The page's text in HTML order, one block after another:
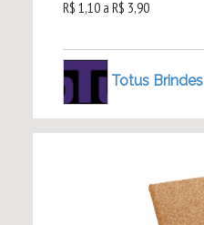
R$ 1,10 a R$ 3,90
Totus Brindes